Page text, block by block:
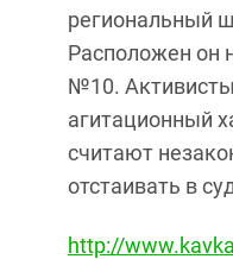
региональный
Расположен он
№10.
агитационный
считают
отстаивать в
http://